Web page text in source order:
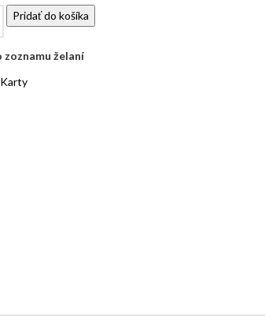
Pridať do košíka
želaní
Karty